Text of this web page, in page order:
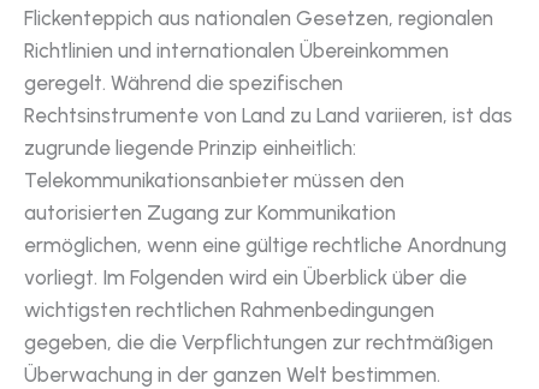
Flickenteppich aus nationalen Gesetzen, regionalen
Richtlinien und internationalen Übereinkommen
geregelt. Während die spezifischen
Rechtsinstrumente von Land zu Land variieren, ist das
zugrunde liegende Prinzip einheitlich:
Telekommunikationsanbieter müssen den
autorisierten Zugang zur Kommunikation
ermöglichen, wenn eine gültige rechtliche Anordnung
vorliegt. Im Folgenden wird ein Überblick über die
wichtigsten rechtlichen Rahmenbedingungen
gegeben, die die Verpflichtungen zur rechtmäßigen
Überwachung in der ganzen Welt bestimmen.